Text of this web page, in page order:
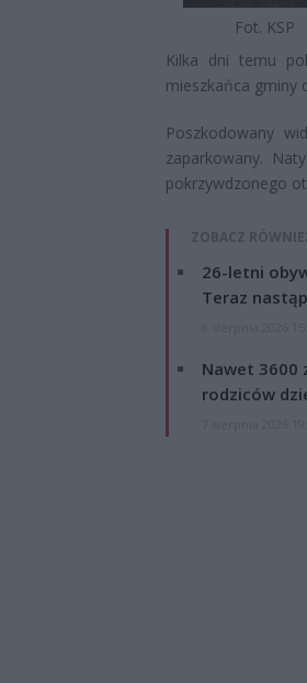
Fot. KSP
Kilka dni temu
mieszkańca gminy
Poszkodowany
zaparkowany.
pokrzywdzonego
ZOBACZ
26-letni
Teraz
Nawet 3600
rodziców